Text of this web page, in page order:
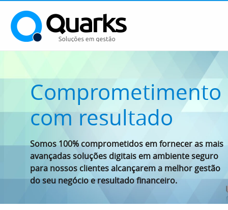
Comprometimento
com resultado
Somos 100% comprometidos em fornecer as mais
avançadas soluções digitais em ambiente seguro
para nossos clientes alcançarem a melhor gestão
do seu negócio e resultado financeiro.